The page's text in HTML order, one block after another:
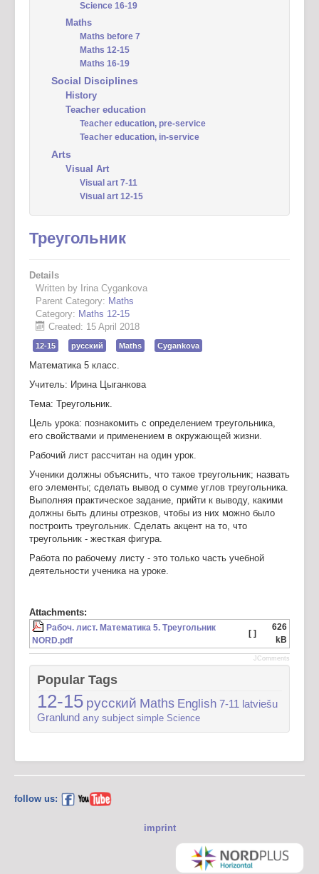
Science 16-19
Maths
Maths before 7
Maths 12-15
Maths 16-19
Social Disciplines
History
Teacher education
Teacher education, pre-service
Teacher education, in-service
Arts
Visual Art
Visual art 7-11
Visual art 12-15
Треугольник
Details
Written by Irina Cygankova
Parent Category: Maths
Category: Maths 12-15
Created: 15 April 2018
12-15 русский Maths Cygankova
Математика 5 класс.
Учитель: Ирина Цыганкова
Тема: Треугольник.
Цель урока: познакомить с определением треугольника,
его свойствами и применением в окружающей жизни.
Рабочий лист рассчитан на один урок.
Ученики должны объяснить, что такое треугольник; назвать
его элементы; сделать вывод о сумме углов треугольника.
Выполняя практическое задание, прийти к выводу, какими
должны быть длины отрезков, чтобы из них можно было
построить треугольник. Сделать акцент на то, что
треугольник - жесткая фигура.
Работа по рабочему листу - это только часть учебной
деятельности ученика на уроке.
Attachments:
Рабоч. лист. Математика 5. Треугольник
NORD.pdf
[ ]
626
kB
JComments
Popular Tags
12-15 русский Maths English 7-11 latviešu
Granlund any subject simple Science
follow us:
imprint